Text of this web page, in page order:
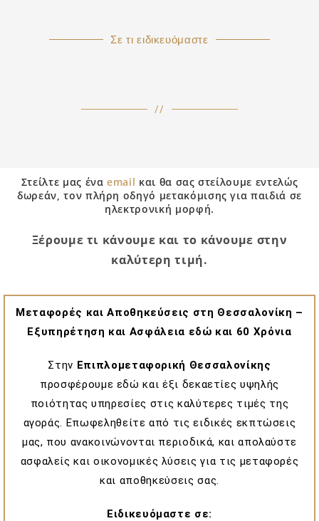
Σε τι ειδικευόμαστε
//
Στείλτε μας έναemail και θα σας στείλουμε εντελώς
δωρεάν, τον πλήρη οδηγό μετακόμισης για παιδιά σε
ηλεκτρονική μορφή.
Ξέρουμε τι κάνουμε και το κάνουμε στην
καλύτερη τιμή.
Μεταφορές και Αποθηκεύσεις στη Θεσσαλονίκη –
Εξυπηρέτηση και Ασφάλεια εδώ και 60 Χρόνια
Στην Επιπλομεταφορική Θεσσαλονίκης
προσφέρουμε εδώ και έξι δεκαετίες υψηλής
ποιότητας υπηρεσίες στις καλύτερες τιμές της
αγοράς. Επωφεληθείτε από τις ειδικές εκπτώσεις
μας, που ανακοινώνονται περιοδικά, και απολαύστε
ασφαλείς και οικονομικές λύσεις για τις μεταφορές
και αποθηκεύσεις σας.
Ειδικευόμαστε σε: